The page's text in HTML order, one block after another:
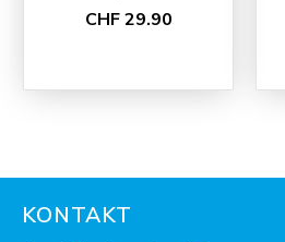
CHF 29.90
KONTAKT